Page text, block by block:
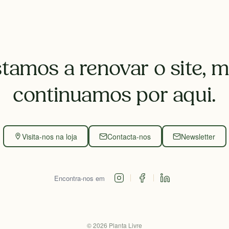
a renovar o site,
continuamos por aqui.
Visita-nos na loja Contacta-nos Newsletter
Encontra-nos em
©2026 Planta Livre